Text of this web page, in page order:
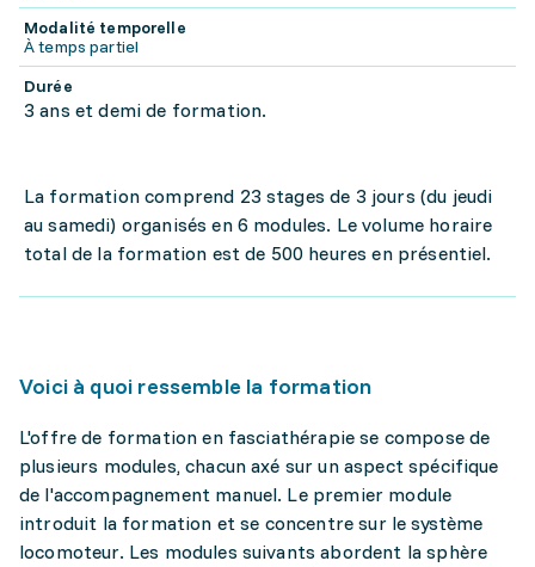
Modalité temporelle
À temps partiel
Durée
3 ans et demi de formation.
La formation comprend 23 stages de 3 jours (du jeudi
au samedi) organisés en 6 modules. Le volume horaire
total de la formation est de 500 heures en présentiel.
Voici à quoi ressemble la formation
L'offre de formation en fasciathérapie se compose de
plusieurs modules, chacun axé sur un aspect spécifique
de l'accompagnement manuel. Le premier module
introduit la formation et se concentre sur le système
locomoteur. Les modules suivants abordent la sphère